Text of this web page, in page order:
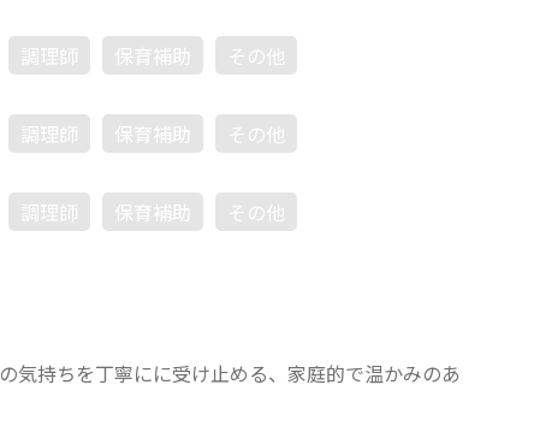
調理師 保育補助
その他
調理師 保育補助
その他
調理師 保育補助 その他
気持ちを丁寧にに受け止める、家庭的で温かみのあ